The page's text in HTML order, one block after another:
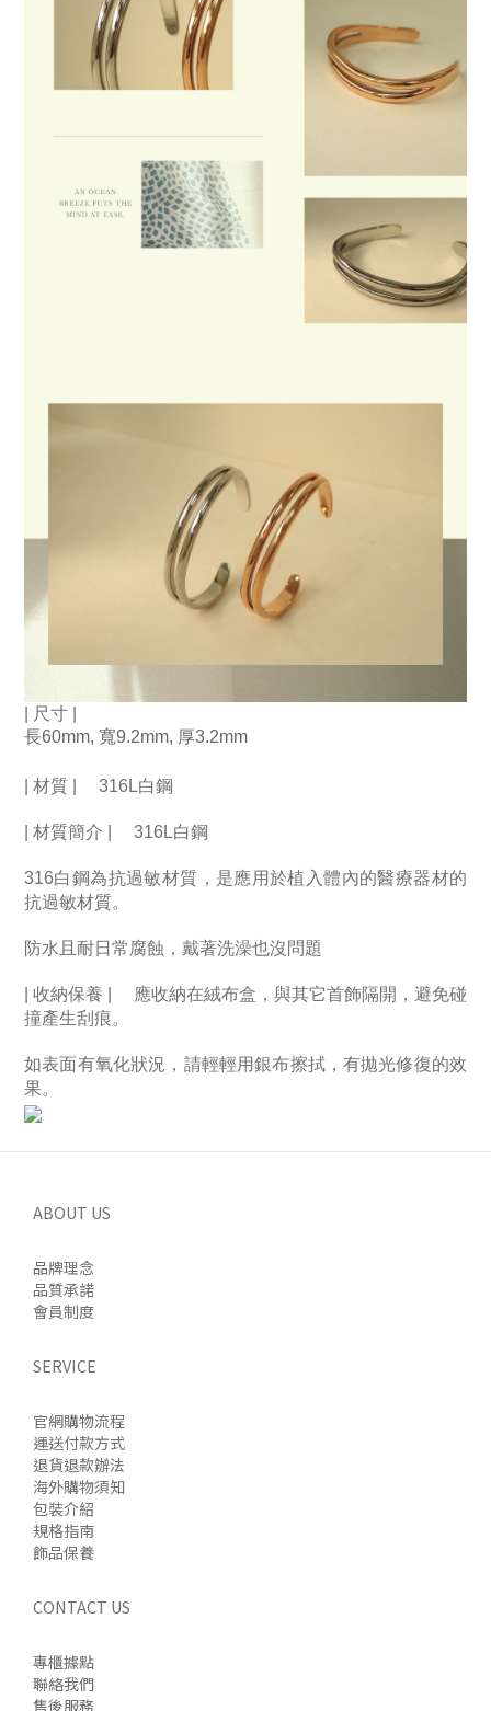
| 尺寸 |
長60mm, 寬9.2mm, 厚3.2mm
| 材質 | 　316L白鋼
| 材質簡介 | 　316L白鋼
316白鋼為抗過敏材質，是應用於植入體內的醫療器材的
抗過敏材質。
防水且耐日常腐蝕，戴著洗澡也沒問題
| 收納保養 | 　應收納在絨布盒，與其它首飾隔開，避免碰
撞產生刮痕。
如表面有氧化狀況，請輕輕用銀布擦拭，有拋光修復的效
果。
ABOUT US
品牌理念
品質承諾
會員制度
SERVICE
官網購物流程
運送付款方式
退貨退款辦法
海外購物須知
包裝介紹
規格指南
飾品保養
CONTACT US
專櫃據點
聯絡我們
售後服務